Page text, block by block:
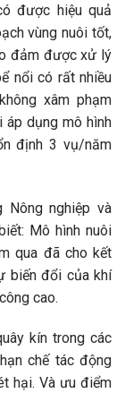
được hiệu quả
vùng nuôi tốt,
đảm được xử lý
nổi có rất nhiều
xâm phạm
áp dụng mô hình
định 3 vụ/năm
Nông nghiệp và
Mô hình nuôi
qua đã cho kết
biến đổi của khí
cao.
kín trong các
chế tác động
hại. Và ưu điểm